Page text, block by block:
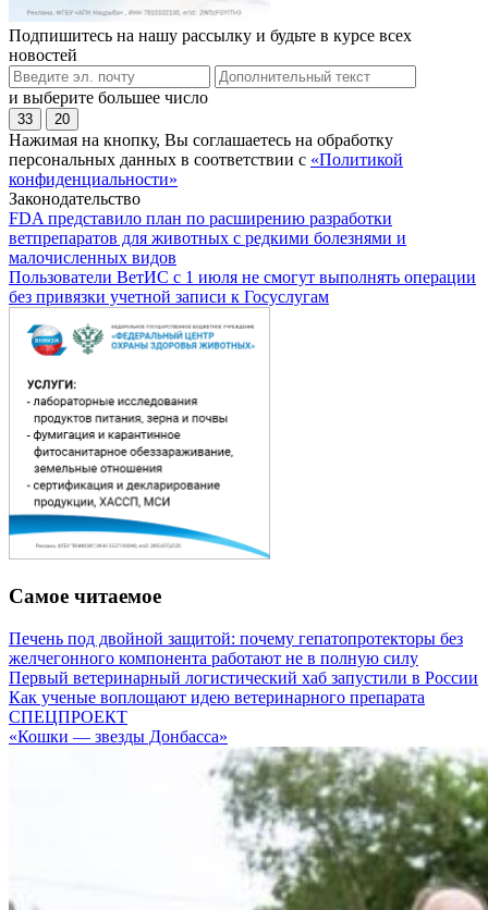
Подпишитесь на нашу рассылку и будьте в курсе всех
новостей
и выберите большее число
33 20
Нажимая на кнопку, Вы соглашаетесь на обработку
персональных данных в соответствии с «Политикой
конфиденциальности»
Законодательство
FDA представило план по расширению разработки
ветпрепаратов для животных с редкими болезнями и
малочисленных видов
Пользователи ВетИС с 1 июля не смогут выполнять операции
без привязки учетной записи к Госуслугам
Самое читаемое
Печень под двойной защитой: почему гепатопротекторы без
желчегонного компонента работают не в полную силу
Первый ветеринарный логистический хаб запустили в России
Как ученые воплощают идею ветеринарного препарата
СПЕЦПРОЕКТ
«Кошки — звезды Донбасса»